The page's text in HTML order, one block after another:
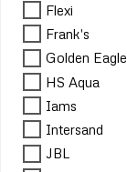
Flexi
Frank's
Golden Eagle
HS Aqua
Iams
Intersand
JBL